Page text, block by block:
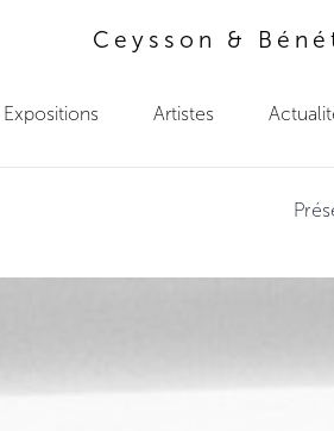
Ceysson &
Expositions Artistes